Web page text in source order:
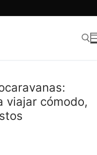
viajar cómodo,